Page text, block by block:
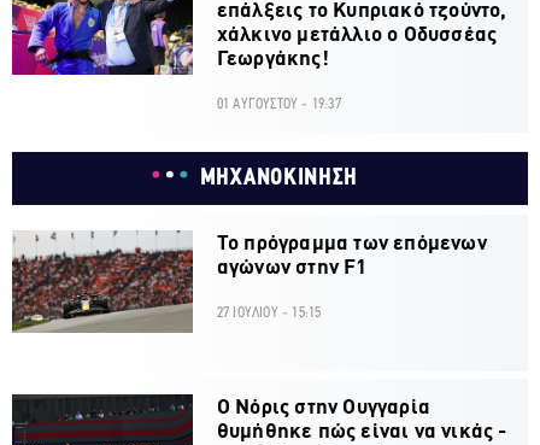
επάλξεις το Κυπριακό τζούντο,
χάλκινο μετάλλιο ο Οδυσσέας
Γεωργάκης!
01 ΑΥΓΟΥΣΤΟΥ - 19:37
ΜΗΧΑΝΟΚΙΝΗΣΗ
Το πρόγραμμα των επόμενων
αγώνων στην F1
27 ΙΟΥΛΙΟΥ - 15:15
O Νόρις στην Ουγγαρία
θυμήθηκε πώς είναι να νικάς -